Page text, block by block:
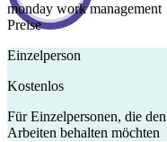
monday work management
Preise
Einzelperson
Kostenlos
Für Einzelpersonen, die
Arbeiten behalten möchten